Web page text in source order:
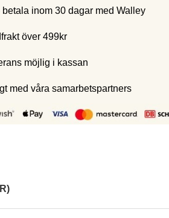
betala inom 30 dagar med Walley
över 499kr
möjlig i kassan
med våra samarbetspartners